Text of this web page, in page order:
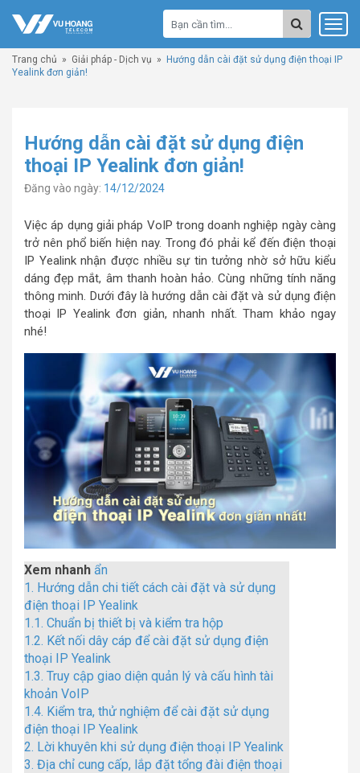
Trang chủ » Giải pháp - Dịch vụ »
Hướng dẫn cài đặt sử dụng điện thoại IP
Yealink đơn giản!
Hướng dẫn cài đặt sử dụng điện
thoại IP Yealink đơn giản!
Đăng vào ngày: 14/12/2024
Việc áp dụng giải pháp VoIP trong doanh nghiệp ngày càng
trở nên phổ biến hiện nay. Trong đó phải kể đến điện thoại
IP Yealink nhận được nhiều sự tin tưởng nhờ sở hữu kiểu
dáng đẹp mắt, âm thanh hoàn hảo. Cùng những tính năng
thông minh. Dưới đây là hướng dẫn cài đặt và sử dụng điện
thoại IP Yealink đơn giản, nhanh nhất. Tham khảo ngay
nhé!
Xem nhanh ẩn
1. Hướng dẫn chi tiết cách cài đặt và sử dụng
điện thoại IP Yealink
1.1. Chuẩn bị thiết bị và kiểm tra hộp
1.2. Kết nối dây cáp để cài đặt sử dụng điện
thoại IP Yealink
1.3. Truy cập giao diện quản lý và cấu hình tài
khoản VoIP
1.4. Kiểm tra, thử nghiệm để cài đặt sử dụng
điện thoại IP Yealink
2. Lời khuyên khi sử dụng điện thoại IP Yealink
3. Địa chỉ cung cấp, lắp đặt tổng đài điện thoại